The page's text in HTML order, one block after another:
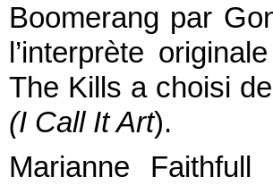
Boomerang par
l’interprète
The Kills a choisi
(I Call It Art).
Marianne